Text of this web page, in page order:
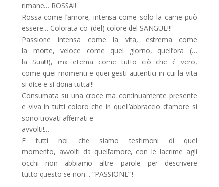
rimane… ROSSA!!
Rossa come l’amore, intensa come solo la carne può
essere… Colorata col (del) colore del SANGUE!!!
Passione intensa come la vita, estrema come
la morte, veloce come quel giorno, quell’ora (…
la Sua!!!), ma eterna come tutto ciò che é vero,
come quei momenti e quei gesti autentici in cui la vita
si dice e si dona tutta!!!
Consumata su una croce ma continuamente presente
e viva in tutti coloro che in quell’abbraccio d’amore si
sono trovati afferrati e
avvolti!…
E tutti noi che siamo testimoni di quel
momento, avvolti da quell’amore, con le lacrime agli
occhi non abbiamo altre parole per descrivere
tutto questo se non… “PASSIONE”!!